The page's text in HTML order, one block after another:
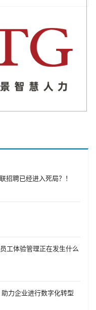
招聘已经进入死局？！
工体验管理正在发生什么
力企业进行数字化转型